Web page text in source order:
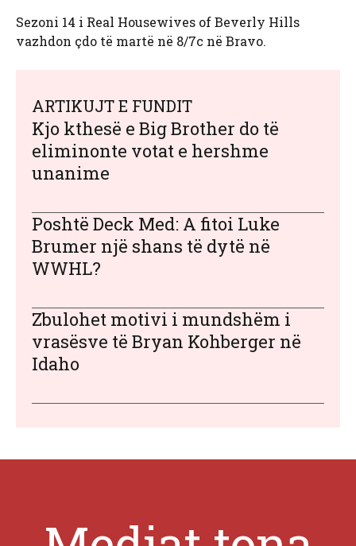
Sezoni 14 i Real Housewives of Beverly Hills
vazhdon çdo të martë në 8/7c në Bravo.
ARTIKUJT E FUNDIT
Kjo kthesë e Big Brother do të
eliminonte votat e hershme
unanime
Poshtë Deck Med: A fitoi Luke
Brumer një shans të dytë në
WWHL?
Zbulohet motivi i mundshëm i
vrasësve të Bryan Kohberger në
Idaho